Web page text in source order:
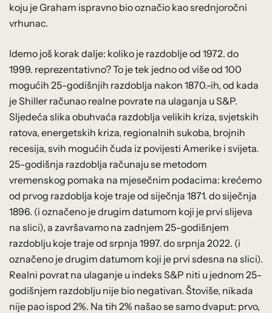
koju je Graham ispravno bio označio kao srednjoročni
vrhunac.
Idemo još korak dalje: koliko je razdoblje od 1972. do
1999. reprezentativno? To je tek jedno od više od 100
mogućih 25-godišnjih razdoblja nakon 1870.-ih, od kada
je Shiller računao realne povrate na ulaganja u S&P.
Sljedeća slika obuhvaća razdoblja velikih kriza, svjetskih
ratova, energetskih kriza, regionalnih sukoba, brojnih
recesija, svih mogućih čuda iz povijesti Amerike i svijeta.
25-godišnja razdoblja računaju se metodom
vremenskog pomaka na mjesečnim podacima: krećemo
od prvog razdoblja koje traje od siječnja 1871. do siječnja
1896. (i označeno je drugim datumom koji je prvi slijeva
na slici), a završavamo na zadnjem 25-godišnjem
razdoblju koje traje od srpnja 1997. do srpnja 2022. (i
označeno je drugim datumom koji je prvi sdesna na slici).
Realni povrat na ulaganje u indeks S&P niti u jednom 25-
godišnjem razdoblju nije bio negativan. Štoviše, nikada
nije pao ispod 2%. Na tih 2% našao se samo dvaput: prvo,